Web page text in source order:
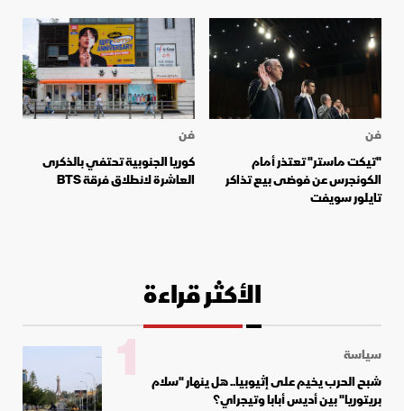
فن
"تيكت ماستر" تعتذر أمام
الكونجرس عن فوضى بيع تذاكر
تايلور سويفت
فن
كوريا الجنوبية تحتفي بالذكرى
العاشرة لانطلاق فرقة BTS
الأكثر قراءة
سياسة
شبح الحرب يخيم على إثيوبيا.. هل ينهار "سلام
بريتوريا" بين أديس أبابا وتيجراي؟
1